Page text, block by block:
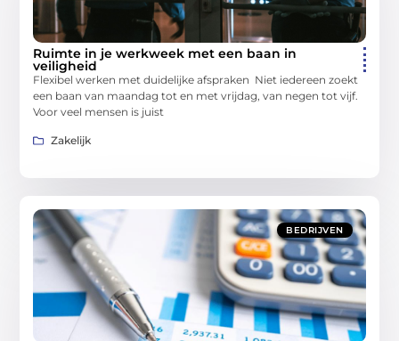
Ruimte in je werkweek met een baan in
veiligheid
Flexibel werken met duidelijke afspraken Niet iedereen zoekt
een baan van maandag tot en met vrijdag, van negen tot vijf.
Voor veel mensen is juist
Zakelijk
BEDRIJVEN